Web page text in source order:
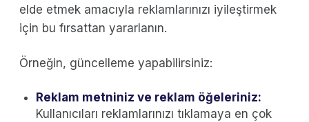
elde etmek amacıyla reklamlarınızı iyileştirmek
için bu fırsattan yararlanın.
Örneğin, güncelleme yapabilirsiniz:
Reklam metniniz ve reklam öğeleriniz:
Kullanıcıları reklamlarınızı tıklamaya en çok